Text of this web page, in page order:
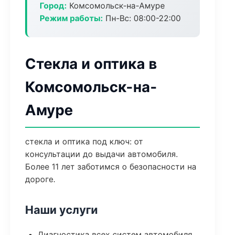
Город: Комсомольск-на-Амуре
Режим работы: Пн-Вс: 08:00-22:00
Стекла и оптика в
Комсомольск-на-
Амуре
стекла и оптика под ключ: от
консультации до выдачи автомобиля.
Более 11 лет заботимся о безопасности на
дороге.
Наши услуги